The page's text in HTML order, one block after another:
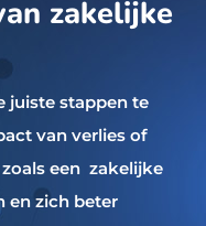
zakelijke
juiste stappen te
van verlies of
een zakelijke
en zich beter